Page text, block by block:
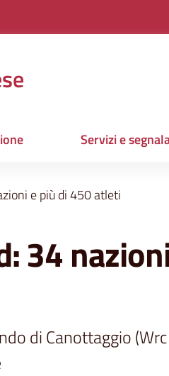
Servizi e
e più di 450 atleti
34
di Canottaggio